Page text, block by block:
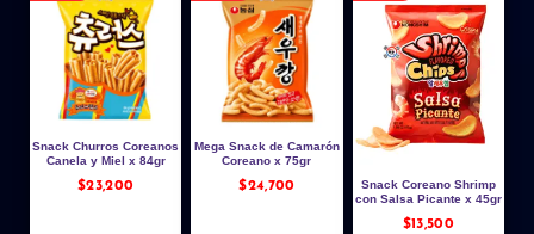
Snack Churros Coreanos
Canela y Miel x 84gr
$23,200
Mega Snack de Camarón
Coreano x 75gr
$24,700
Snack Coreano Shrimp
con Salsa Picante x 45gr
$13,500